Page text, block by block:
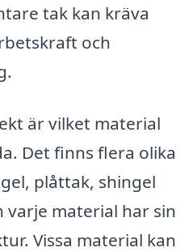
tak kan kräva
och
är vilket material
Det finns flera olika
plåttak, shingel
material har sin
Vissa material kan